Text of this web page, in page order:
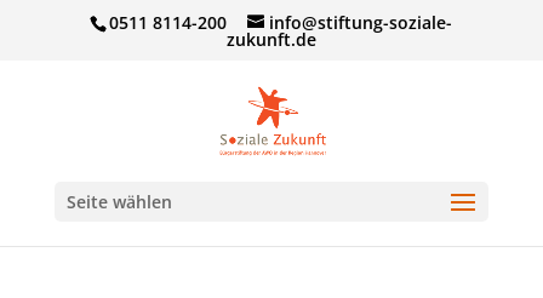
0511 8114-200 info@stiftung-soziale-
zukunft.de
Seite wählen